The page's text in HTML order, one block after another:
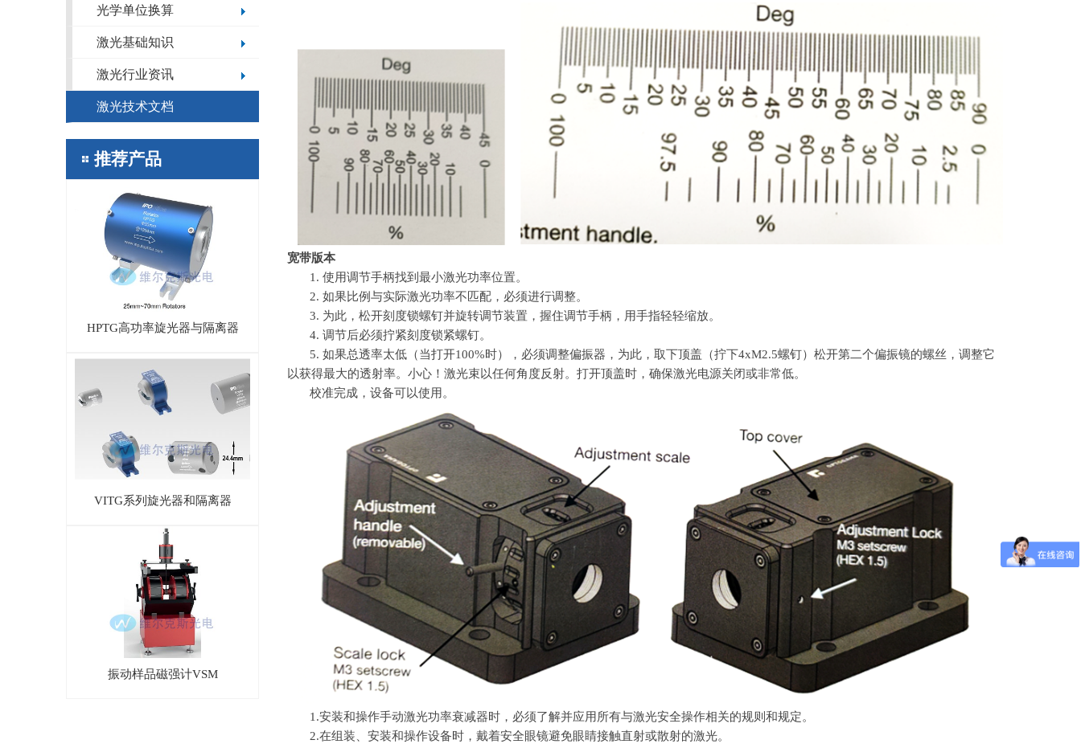
光学单位换算
激光基础知识
激光行业资讯
激光技术文档
推荐产品
HPTG高功率旋光器与隔离器
VITG系列旋光器和隔离器
振动样品磁强计VSM
宽带版本
1. 使用调节手柄找到最小激光功率位置。
2. 如果比例与实际激光功率不匹配，必须进行调整。
3. 为此，松开刻度锁螺钉并旋转调节装置，握住调节手柄，用手指轻轻缩放。
4. 调节后必须拧紧刻度锁紧螺钉。
5. 如果总透率太低（当打开100%时），必须调整偏振器，为此，取下顶盖（拧下4xM2.5螺钉）松开第二个偏振镜的螺丝，调整它
以获得最大的透射率。小心！激光束以任何角度反射。打开顶盖时，确保激光电源关闭或非常低。
校准完成，设备可以使用。
1.安装和操作手动激光功率衰减器时，必须了解并应用所有与激光安全操作相关的规则和规定。
2.在组装、安装和操作设备时，戴着安全眼镜避免眼睛接触直射或散射的激光。